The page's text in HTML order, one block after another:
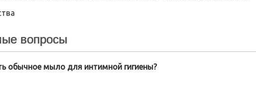
вопросы
обычное мыло для интимной гигиены?